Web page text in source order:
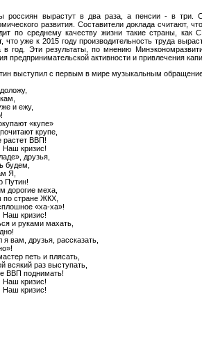
россиян вырастут в два раза, а пенсии - в три.
развития. Составители доклада считают,
по среднему качеству жизни такие страны, как
что уже к 2015 году производительность труда
год. Эти результаты, по мнению
предпринимательской активности и привлечения
выступил с первым в мире музыкальным
и ежу,
«купе»
крупе,
растет ВВП!
Наш кризис!
друзья,
будем,
Я,
Путин!
дорогие меха,
стране ЖКХ,
«ха-ха»!
Наш кризис!
и руками махать,
вам, друзья, рассказать,
петь и плясать,
всякий раз выступать,
ВВП поднимать!
Наш кризис!
Наш кризис!